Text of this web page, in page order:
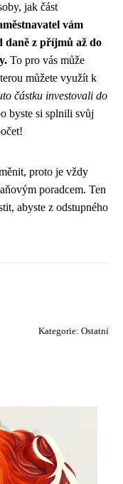
jak část
vám
daně z příjmů až do
To pro vás může
můžete využít k
částku investovali do
byste si splnili svůj
proto je vždy
poradcem. Ten
abyste z odstupného
Kategorie: Ostatní